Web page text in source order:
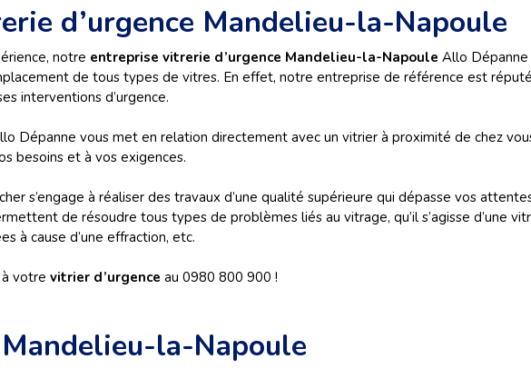
d’urgence Mandelieu-la-Napoule
notre entreprise vitrerie d’urgence Mandelieu-la-Napoule Allo
de tous types de vitres. En effet, notre entreprise de référence est
interventions d’urgence.
Dépanne vous met en relation directement avec un vitrier à proximité de chez
besoins et à vos exigences.
s’engage à réaliser des travaux d’une qualité supérieure qui dépasse vos
de résoudre tous types de problèmes liés au vitrage, qu’il s’agisse d’une
à cause d’une effraction, etc.
votre vitrier d’urgence au 0980 800 900 !
la-Napoule